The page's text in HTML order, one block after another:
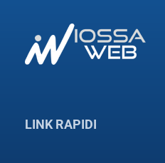
LINK RAPIDI